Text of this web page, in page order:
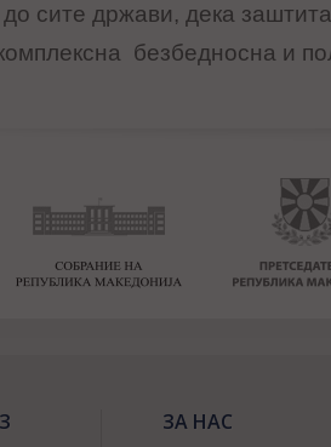
сите држави, дека
безбедносна и
ЗА НАС